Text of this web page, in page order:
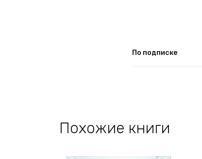
По подписке
Похожие книги